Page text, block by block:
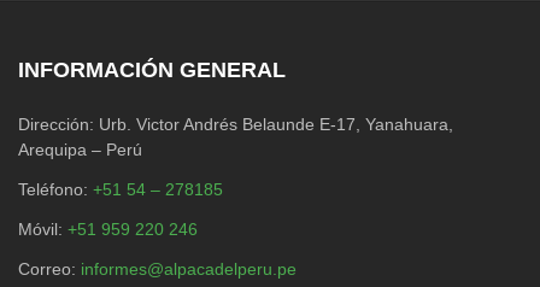
INFORMACIÓN GENERAL
Dirección: Urb. Victor Andrés Belaunde E-17, Yanahuara,
Arequipa – Perú
Teléfono: +51 54 – 278185
Móvil: +51 959 220 246
Correo: informes@alpacadelperu.pe